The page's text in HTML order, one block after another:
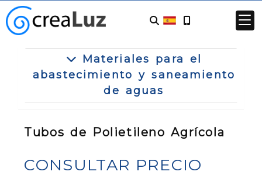
Materiales para el
abastecimiento y saneamiento
de aguas
Tubos de Polietileno Agrícola
CONSULTAR PRECIO